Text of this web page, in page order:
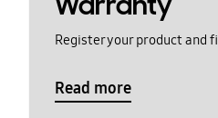
Register your product and
Read more